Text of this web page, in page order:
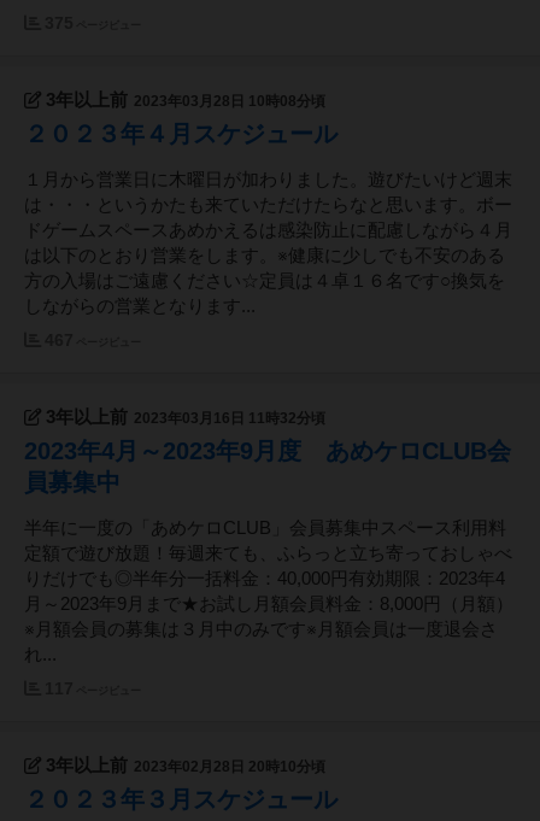
3年以上前 2023年03月28日 10時08分頃
２０２３年４月スケジュール
１月から営業日に木曜日が加わりました。遊びたいけど週末
は・・・というかたも来ていただけたらなと思います。ボー
ドゲームスペースあめかえるは感染防止に配慮しながら４月
は以下のとおり営業をします。※健康に少しでも不安のある
方の入場はご遠慮ください☆定員は４卓１６名です○換気を
しながらの営業となります...
3年以上前 2023年03月16日 11時32分頃
2023年4月～2023年9月度 あめケロCLUB会
員募集中
半年に一度の「あめケロCLUB」会員募集中スペース利用料
定額で遊び放題！毎週来ても、ふらっと立ち寄っておしゃべ
りだけでも◎半年分一括料金：40,000円有効期限：2023年4
月～2023年9月まで★お試し月額会員料金：8,000円（月額）
※月額会員の募集は３月中のみです※月額会員は一度退会さ
れ...
3年以上前 2023年02月28日 20時10分頃
２０２３年３月スケジュール